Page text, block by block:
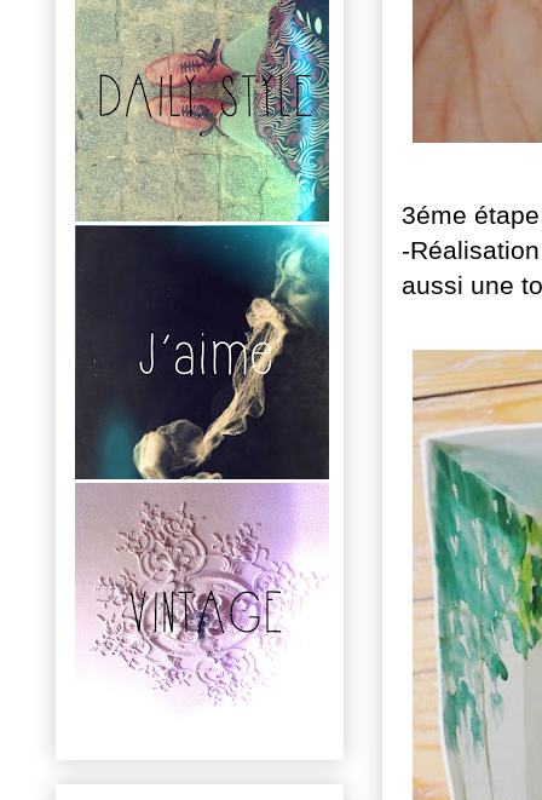
3éme
-
aussi une